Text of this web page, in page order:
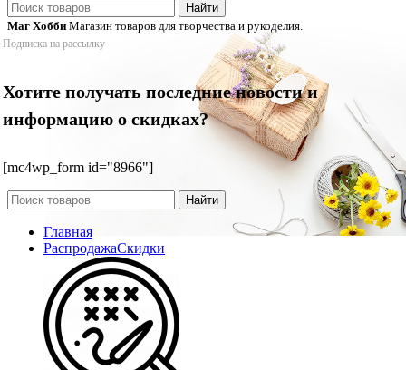
Найти
Маг Хобби Магазин товаров для творчества и рукоделия.
Подписка на рассылку
Хотите получать последние новости и
информацию о скидках?
[mc4wp_form id="8966"]
Найти
Главная
РаспродажаСкидки